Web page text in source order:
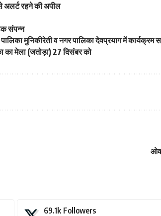
रहने की अपील
संपन्न
मुनिकीरेती व नगर पालिका देवप्रयाग में कार्यक्रम
का मेला (जतोड़ा) 27 दिसंबर को
69.1k Followers